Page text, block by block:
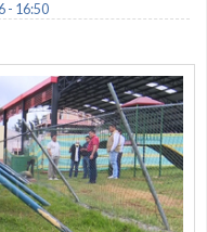
- 16:50